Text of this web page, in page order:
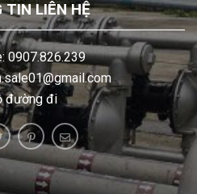
TIN LIÊN HỆ
0907.826.239
đường đi